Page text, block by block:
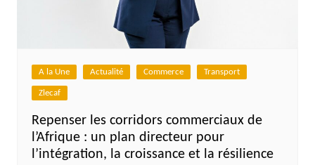
A la Une Actualité Commerce Transport
Zlecaf
Repenser les corridors commerciaux de
l’Afrique : un plan directeur pour
l’intégration, la croissance et la résilience